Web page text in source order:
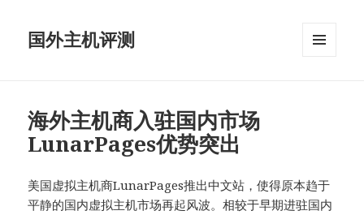
国外主机评测
海外主机商入驻国内市场
LunarPages优势突出
美国虚拟主机商LunarPages推出中文站，使得原本趋于
平静的国内虚拟主机市场再起风波。相较于早期进驻国内